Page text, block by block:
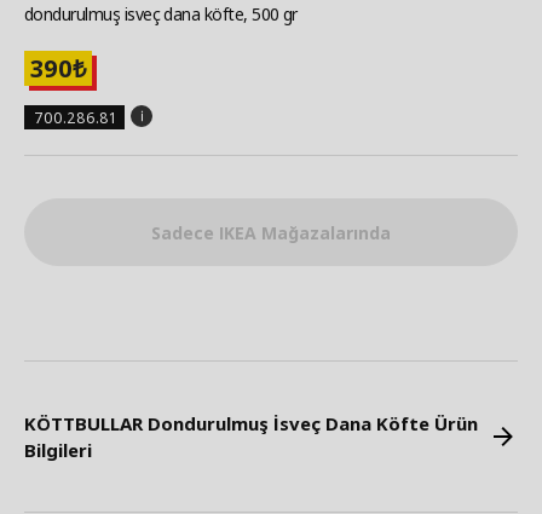
dondurulmuş isveç dana köfte, 500 gr
390₺
700.286.81
Sadece IKEA Mağazalarında
KÖTTBULLAR Dondurulmuş İsveç Dana Köfte Ürün
Bilgileri